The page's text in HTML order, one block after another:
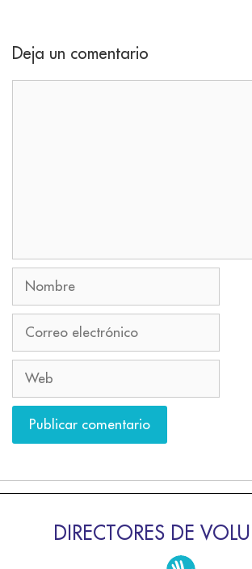
Deja un comentario
DIRECTORES DE